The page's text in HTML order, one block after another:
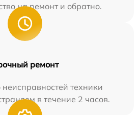
на ремонт и обратно.
ремонт
техники
в течение 2 часов.